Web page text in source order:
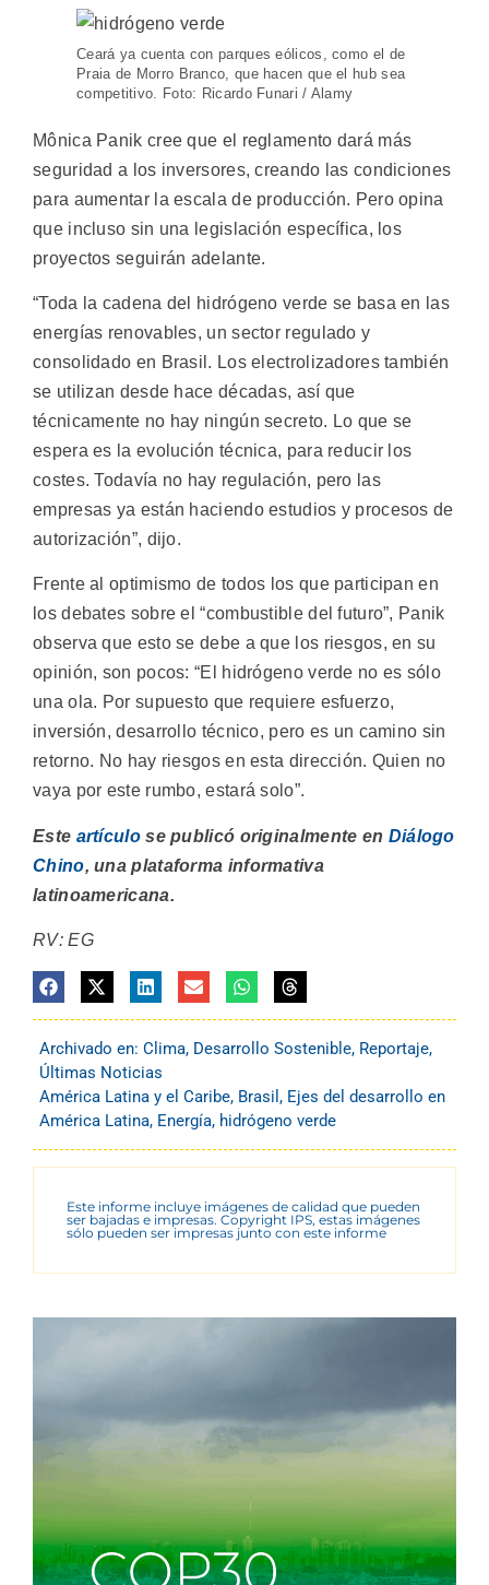
Ceará ya cuenta con parques eólicos, como el de
Praia de Morro Branco, que hacen que el hub sea
competitivo. Foto: Ricardo Funari / Alamy
Mônica Panik cree que el reglamento dará más
seguridad a los inversores, creando las condiciones
para aumentar la escala de producción. Pero opina
que incluso sin una legislación específica, los
proyectos seguirán adelante.
“Toda la cadena del hidrógeno verde se basa en las
energías renovables, un sector regulado y
consolidado en Brasil. Los electrolizadores también
se utilizan desde hace décadas, así que
técnicamente no hay ningún secreto. Lo que se
espera es la evolución técnica, para reducir los
costes. Todavía no hay regulación, pero las
empresas ya están haciendo estudios y procesos de
autorización”, dijo.
Frente al optimismo de todos los que participan en
los debates sobre el “combustible del futuro”, Panik
observa que esto se debe a que los riesgos, en su
opinión, son pocos: “El hidrógeno verde no es sólo
una ola. Por supuesto que requiere esfuerzo,
inversión, desarrollo técnico, pero es un camino sin
retorno. No hay riesgos en esta dirección. Quien no
vaya por este rumbo, estará solo”.
Este artículose publicó originalmente en Diálogo
Chino, una plataforma informativa
latinoamericana.
RV: EG
Archivado en: Clima, Desarrollo Sostenible, Reportaje,
Últimas Noticias
América Latina y el Caribe, Brasil , Ejes del desarrollo en
América Latina, Energía, hidrógeno verde
Este informe incluye imágenes de calidad que pueden
ser bajadas e impresas. Copyright IPS, estas imágenes
sólo pueden ser impresas junto con este informe